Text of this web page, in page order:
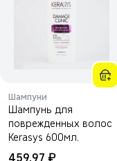
Шампуни
Шампунь для
поврежденных волос
Kerasys 600мл.
459,97 ₽